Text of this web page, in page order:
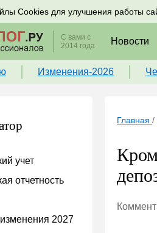
Cookies для улучшения работы
новости по налогам, учету и
С вами с
2014 года
Новости
Изменения-2026
учет
отчетность
2027
Главная /